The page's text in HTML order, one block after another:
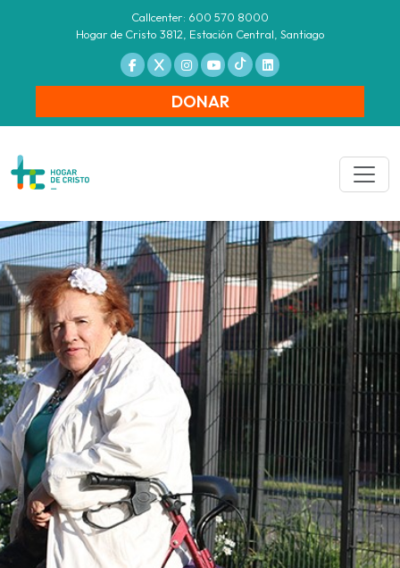
Callcenter: 600 570 8000
Hogar de Cristo 3812, Estación Central, Santiago
DONAR